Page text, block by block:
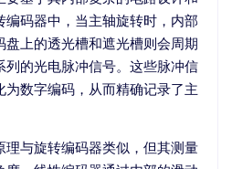
码器中，当主轴旋转时，内部
盘上的透光槽和遮光槽则会周期
列的光电脉冲信号。这些脉冲信
数字编码，从而精确记录了主
理与旋转编码器类似，但其测量